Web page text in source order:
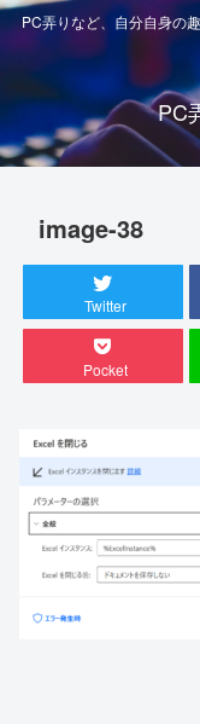
PC弄りなど、自分自身の
PC
image-38
Twitter
Pocket